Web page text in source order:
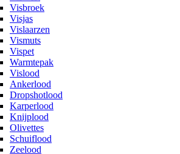
Visbroek
Visjas
Vislaarzen
Vismuts
Vispet
Warmtepak
Vislood
Ankerlood
Dropshotlood
Karperlood
Knijplood
Olivettes
Schuiflood
Zeelood